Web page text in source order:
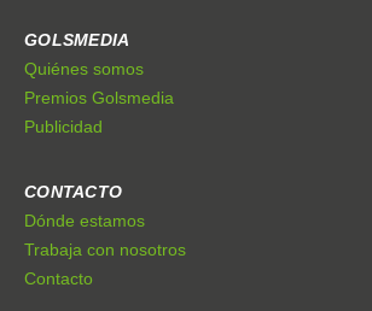
GOLSMEDIA
Quiénes somos
Premios Golsmedia
Publicidad
CONTACTO
Dónde estamos
Trabaja con nosotros
Contacto